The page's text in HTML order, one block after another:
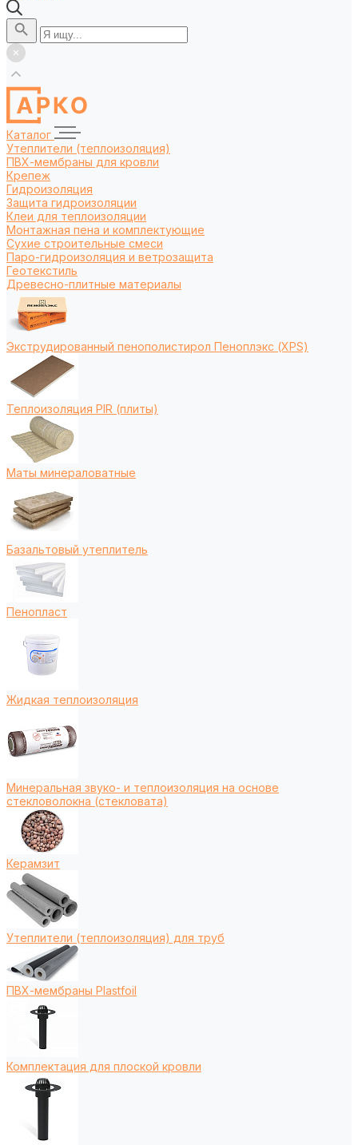
Каталог
Утеплители (теплоизоляция)
ПВХ-мембраны для кровли
Крепеж
Гидроизоляция
Защита гидроизоляции
Клеи для теплоизоляции
Монтажная пена и комплектующие
Сухие строительные смеси
Паро-гидроизоляция и ветрозащита
Геотекстиль
Древесно-плитные материалы
Экструдированный пенополистирол Пеноплэкс (XPS)
Теплоизоляция PIR (плиты)
Маты минераловатные
Базальтовый утеплитель
Пенопласт
Жидкая теплоизоляция
Минеральная звуко- и теплоизоляция на основе
стекловолокна (стекловата)
Керамзит
Утеплители (теплоизоляция) для труб
ПВХ-мембраны Plastfoil
Комплектация для плоской кровли